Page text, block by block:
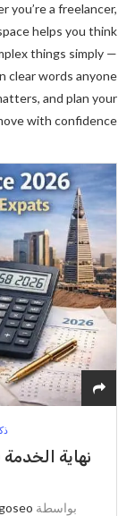
a freelancer,
helps you think
things simply —
clear words anyone
and plan your
with confidence.
بواسطة